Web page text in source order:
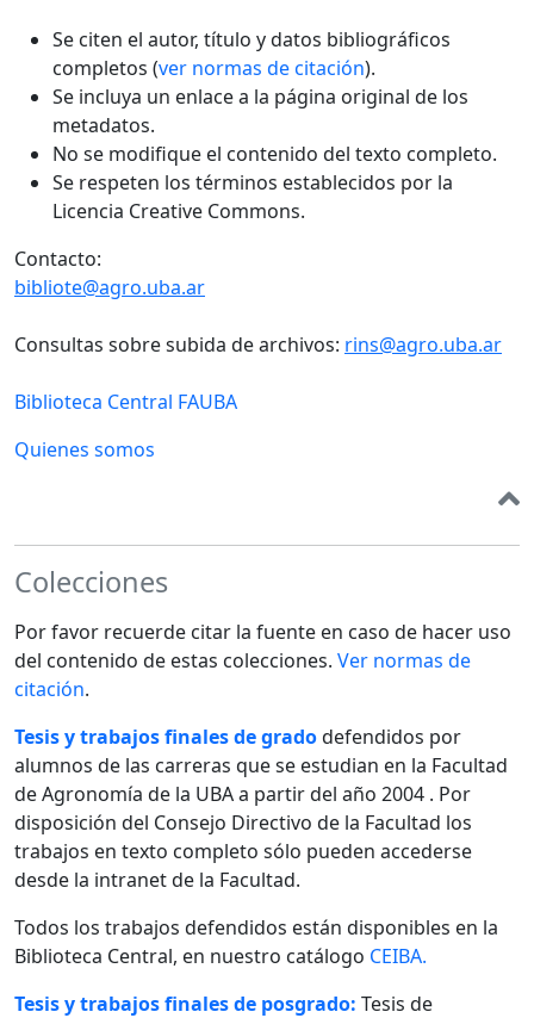
Se citen el autor, título y datos bibliográficos
completos (ver normas de citación).
Se incluya un enlace a la página original de los
metadatos.
No se modifique el contenido del texto completo.
Se respeten los términos establecidos por la
Licencia Creative Commons.
Contacto:
bibliote@agro.uba.ar
Consultas sobre subida de archivos: rins@agro.uba.ar
Biblioteca Central FAUBA
Quienes somos
Colecciones
Por favor recuerde citar la fuente en caso de hacer uso
del contenido de estas colecciones. Ver normas de
citación.
Tesis y trabajos finales de gradodefendidos por
alumnos de las carreras que se estudian en la Facultad
de Agronomía de la UBA a partir del año 2004 . Por
disposición del Consejo Directivo de la Facultad los
trabajos en texto completo sólo pueden accederse
desde la intranet de la Facultad.
Todos los trabajos defendidos están disponibles en la
Biblioteca Central, en nuestro catálogo CEIBA.
Tesis y trabajos finales de posgrado: Tesis de